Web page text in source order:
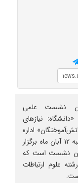
نشست علمی
نیازهای
اداره
کل روابط عمومی دانشگاه تهران روز چهارشنبه ۱۲ آبان ماه برگزار
این نشست است که
علوم ارتباطات